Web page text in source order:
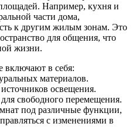
Например, кухня и
части дома,
к другим жилым зонам. Это
для общения, что
жизни.
включают в себя:
материалов.
освещения.
свободного перемещения.
под различные функции,
с изменениями в